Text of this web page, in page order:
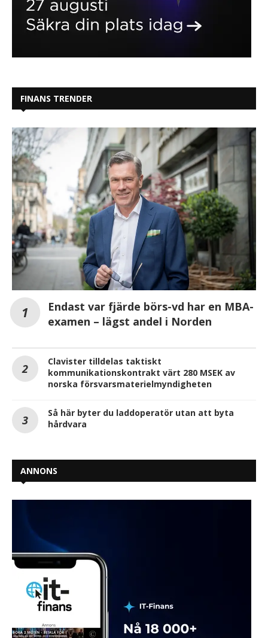
FINANS TRENDER
Endast var fjärde börs-vd har en MBA-
examen – lägst andel i Norden
Clavister tilldelas taktiskt
kommunikationskontrakt värt 280 MSEK av
norska försvarsmaterielmyndigheten
Så här byter du laddoperatör utan att byta
hårdvara
ANNONS